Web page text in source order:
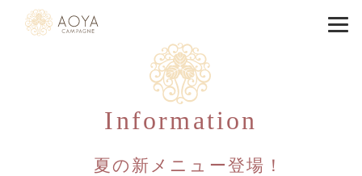
Information
夏の新メニュー登場！